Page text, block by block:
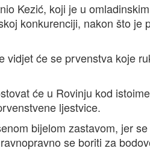
Kezić, koji je u
konkurenciji, nakon što je
će se prvenstva koje
će u Rovinju kod
ljestvice.
bijelom zastavom, jer
se boriti za